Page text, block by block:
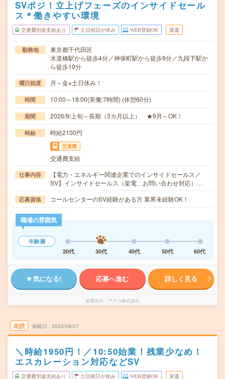
SVポジ！立上げフェーズのインサイドセール
ス＊働きやすい環境
交通費別途支給あり 土日祝日が休み WEB登録OK 派遣
勤務地
東京都千代田区
水道橋駅から徒歩4分／神保町駅から徒歩9分／九段下駅か
ら徒歩10分
曜日頻度 月～金※土日休み！
時間 10:00～18:00(実働:7時間) (休憩60分)
期間 2026/9/上旬～長期（3カ月以上） ★9月～OK！
時給 時給2100円
交通費
交通費支給
仕事内容
【電力・エネルギー関連企業でのインサイドセールス／
SV】インサイドセールス（架電、お問い合わせ対応）…
応募資格 コールセンターのSV経験がある方 業界未経験OK！
職場の雰囲気
年齢層
20代
30代 40代 50代 60代
気になる! 応募へ進む 詳しく見る
派遣会社 アデコ株式会社
未読 掲載日 2026/08/07
＼時給1950円！／10:50始業！残業少なめ！
エスカレーション対応などSV
交通費別途支給あり 土日祝日が休み WEB登録OK 派遣